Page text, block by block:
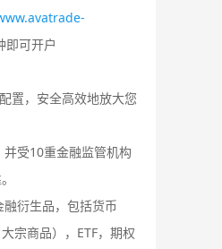
即可开户
置，安全高效地放大您
并受10重金融监管机构
融衍生品，包括货币
宗商品），ETF，期权